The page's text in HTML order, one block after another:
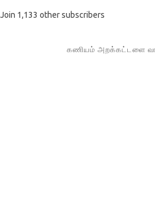
Join 1,133 other subscribers
கணியம் அறக்கட்டளை